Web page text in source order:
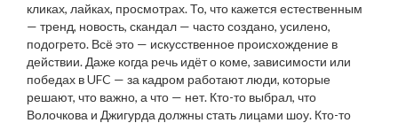
кликах, лайках, просмотрах. То, что кажется естественным
— тренд, новость, скандал — часто создано, усилено,
подогрето. Всё это — искусственное происхождение в
действии. Даже когда речь идёт о коме, зависимости или
победах в UFC — за кадром работают люди, которые
решают, что важно, а что — нет. Кто-то выбрал, что
Волочкова и Джигурда должны стать лицами шоу. Кто-то